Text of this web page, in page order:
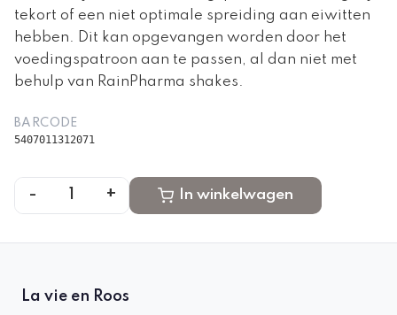
tekort of een niet optimale spreiding aan eiwitten
hebben. Dit kan opgevangen worden door het
voedingspatroon aan te passen, al dan niet met
behulp van RainPharma shakes.
BARCODE
5407011312071
- + In winkelwagen
La vie en Roos